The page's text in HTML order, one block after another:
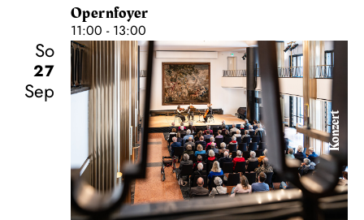
Opernfoyer
11:00 - 13:00
So
27
Sep
Konzert